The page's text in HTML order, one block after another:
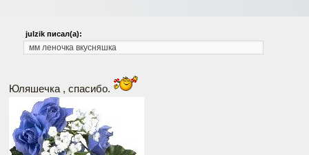
julzik писал(а):
мм леночка вкусняшка
Юляшечка , спасибо.